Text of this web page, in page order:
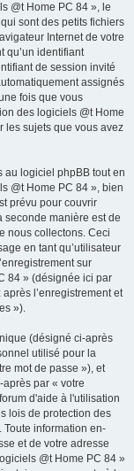
@t Home PC 84 », le
sont des petits fichiers
Internet de votre
qu’un identifiant
de session invité
assignés
fois que vous
des logiciels @t Home
les sujets que vous avez
au logiciel phpBB tout en
@t Home PC 84 », bien
prévu pour couvrir
seconde manière est de
nous collectons. Ceci
en tant qu’utilisateur
sur
84 » (désignée ici par
l’enregistrement et
»).
(désigné ci-après
utilisé pour la
mot de passe »), et
par « votre
d'aide à l'utilisation
lois de protection des
information en-
et de votre adresse
@t Home PC 84 »